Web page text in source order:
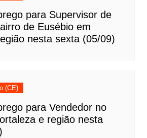
para Supervisor de
de Eusébio em
nesta sexta (05/09)
(CE)
para Vendedor no
e região nesta